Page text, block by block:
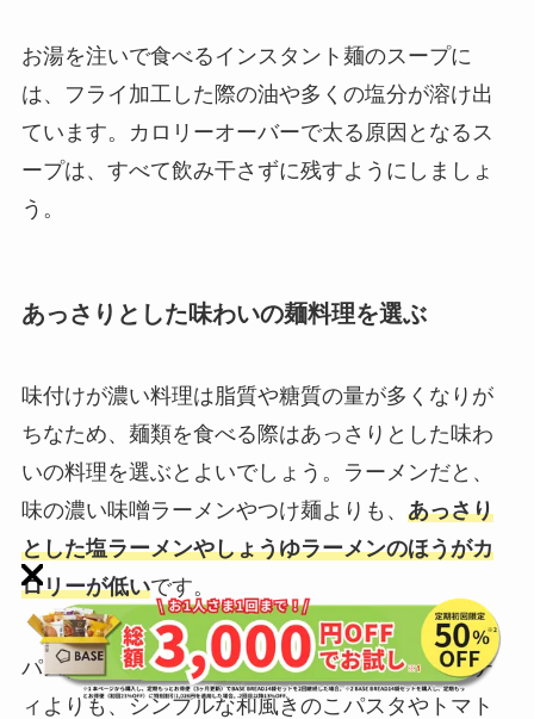
お湯を注いで食べるインスタント麺のスープに
は、フライ加工した際の油や多くの塩分が溶け出
ています。カロリーオーバーで太る原因となるス
ープは、すべて飲み干さずに残すようにしましょ
う。
あっさりとした味わいの麺料理を選ぶ
味付けが濃い料理は脂質や糖質の量が多くなりが
ちなため、麺類を食べる際はあっさりとした味わ
いの料理を選ぶとよいでしょう。ラーメンだと、
味の濃い味噌ラーメンやつけ麺よりも、 あっさり
とした塩ラーメンやしょうゆラーメンのほうがカ
ロリーが低いです。
パスタは、濃厚なカルボナーラやたらこスパゲテ
ィよりも、シンプルな和風きのこパスタやトマト